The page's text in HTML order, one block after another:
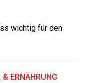
wichtig für den
ERNÄHRUNG